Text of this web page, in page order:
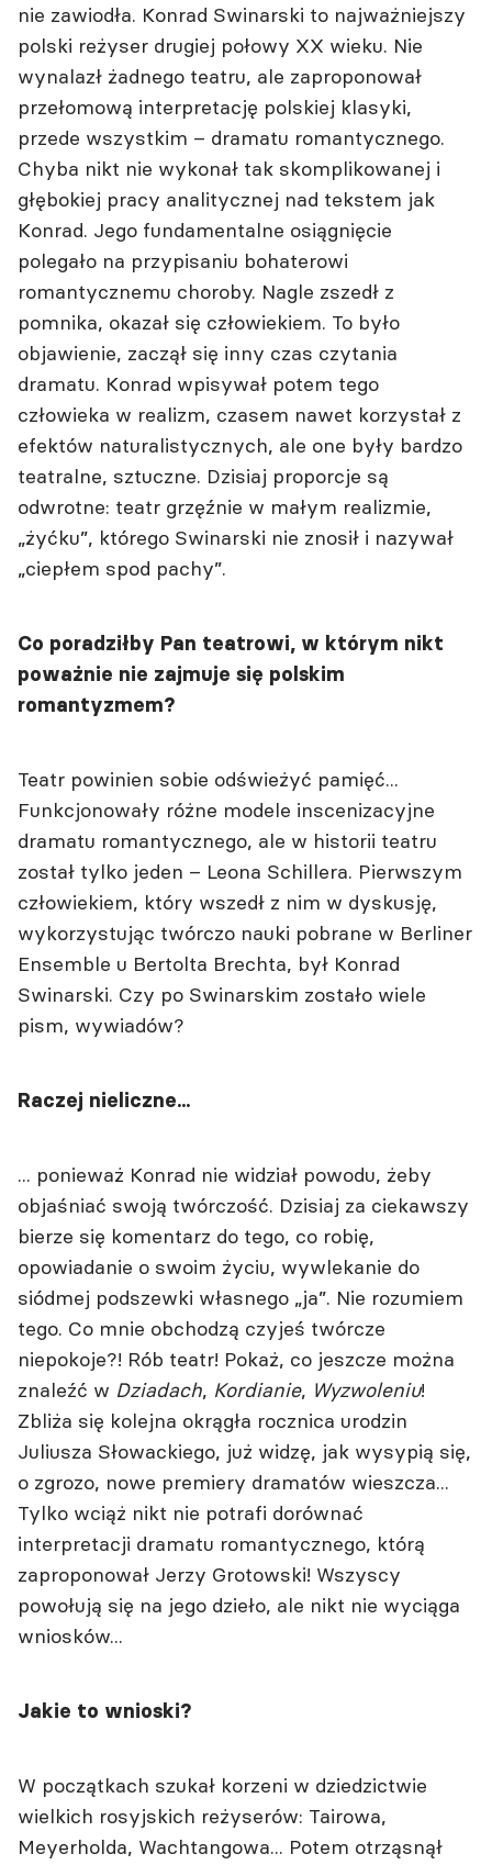
nie zawiodła. Konrad Swinarski to najważniejszy
polski reżyser drugiej połowy XX wieku. Nie
wynalazł żadnego teatru, ale zaproponował
przełomową interpretację polskiej klasyki,
przede wszystkim – dramatu romantycznego.
Chyba nikt nie wykonał tak skomplikowanej i
głębokiej pracy analitycznej nad tekstem jak
Konrad. Jego fundamentalne osiągnięcie
polegało na przypisaniu bohaterowi
romantycznemu choroby. Nagle zszedł z
pomnika, okazał się człowiekiem. To było
objawienie, zaczął się inny czas czytania
dramatu. Konrad wpisywał potem tego
człowieka w realizm, czasem nawet korzystał z
efektów naturalistycznych, ale one były bardzo
teatralne, sztuczne. Dzisiaj proporcje są
odwrotne: teatr grzęźnie w małym realizmie,
„żyćku”, którego Swinarski nie znosił i nazywał
„ciepłem spod pachy”.
Co poradziłby Pan teatrowi, w którym nikt
poważnie nie zajmuje się polskim
romantyzmem?
Teatr powinien sobie odświeżyć pamięć...
Funkcjonowały różne modele inscenizacyjne
dramatu romantycznego, ale w historii teatru
został tylko jeden – Leona Schillera. Pierwszym
człowiekiem, który wszedł z nim w dyskusję,
wykorzystując twórczo nauki pobrane w Berliner
Ensemble u Bertolta Brechta, był Konrad
Swinarski. Czy po Swinarskim zostało wiele
pism, wywiadów?
Raczej nieliczne...
... ponieważ Konrad nie widział powodu, żeby
objaśniać swoją twórczość. Dzisiaj za ciekawszy
bierze się komentarz do tego, co robię,
opowiadanie o swoim życiu, wywlekanie do
siódmej podszewki własnego „ja”. Nie rozumiem
tego. Co mnie obchodzą czyjeś twórcze
niepokoje?! Rób teatr! Pokaż, co jeszcze można
znaleźć w Dziadach, Kordianie, Wyzwoleniu!
Zbliża się kolejna okrągła rocznica urodzin
Juliusza Słowackiego, już widzę, jak wysypią się,
o zgrozo, nowe premiery dramatów wieszcza...
Tylko wciąż nikt nie potrafi dorównać
interpretacji dramatu romantycznego, którą
zaproponował Jerzy Grotowski! Wszyscy
powołują się na jego dzieło, ale nikt nie wyciąga
wniosków...
Jakie to wnioski?
W początkach szukał korzeni w dziedzictwie
wielkich rosyjskich reżyserów: Tairowa,
Meyerholda, Wachtangowa... Potem otrząsnął